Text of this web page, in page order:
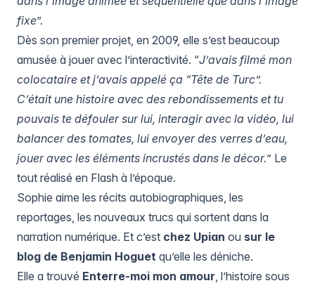
fixe”.
Dès son premier projet, en 2009, elle s’est beaucoup
amusée à jouer avec l’interactivité. “J’avais filmé mon
colocataire et j’avais appelé ça “Tête de Turc”.
C’était une histoire avec des rebondissements et tu
pouvais te défouler sur lui, interagir avec la vidéo, lui
balancer des tomates, lui envoyer des verres d’eau,
jouer avec les éléments incrustés dans le décor.” Le
tout réalisé en Flash à l’époque.
Sophie aime les récits autobiographiques, les
reportages, les nouveaux trucs qui sortent dans la
narration numérique. Et c’est chez Upian ou sur le
blog de Benjamin Hoguet qu’elle les déniche.
Elle a trouvé Enterre-moi mon amour, l’histoire sous